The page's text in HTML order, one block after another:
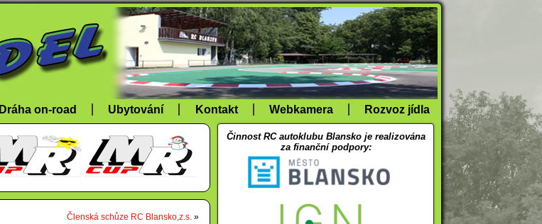
Dráha on-road Ubytování Kontakt Webkamera Rozvoz jídla
Členská schůze RC Blansko,z.s. »
Činnost RC autoklubu Blansko je realizována
za finanční podpory: